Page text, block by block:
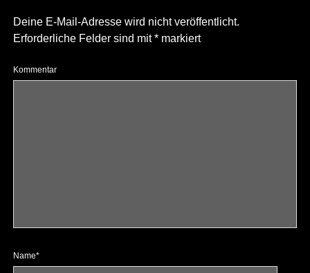
Deine E-Mail-Adresse wird nicht veröffentlicht.
Erforderliche Felder sind mit*markiert
Kommentar
Name*